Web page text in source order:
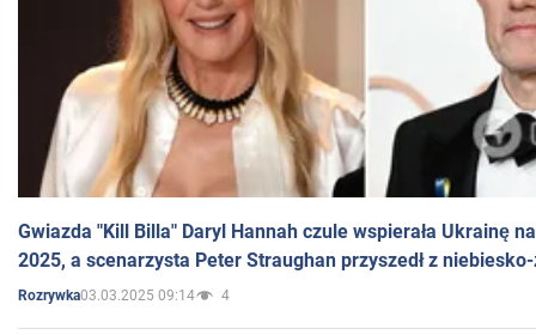
Gwiazda "Kill Billa" Daryl Hannah czule wspierała Ukrainę
2025, a scenarzysta Peter Straughan przyszedł z
Rozrywka03.03.2025 09:14 4